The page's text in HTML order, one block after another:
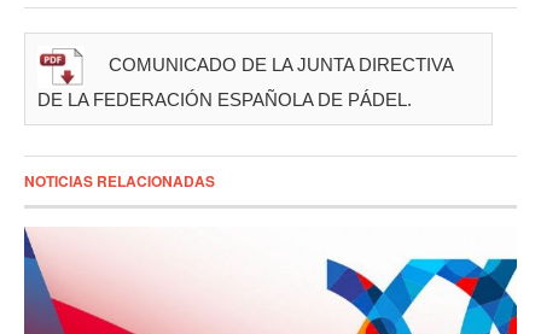
COMUNICADO DE LA JUNTA DIRECTIVA
DE LA FEDERACIÓN ESPAÑOLA DE PÁDEL.
NOTICIAS RELACIONADAS